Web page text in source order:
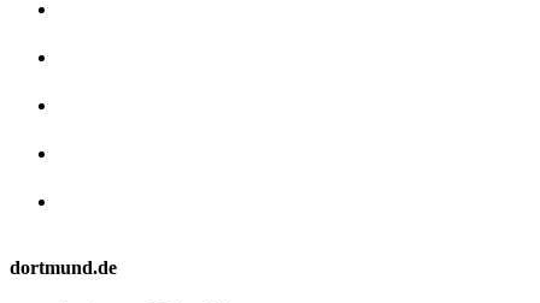
dortmund.de